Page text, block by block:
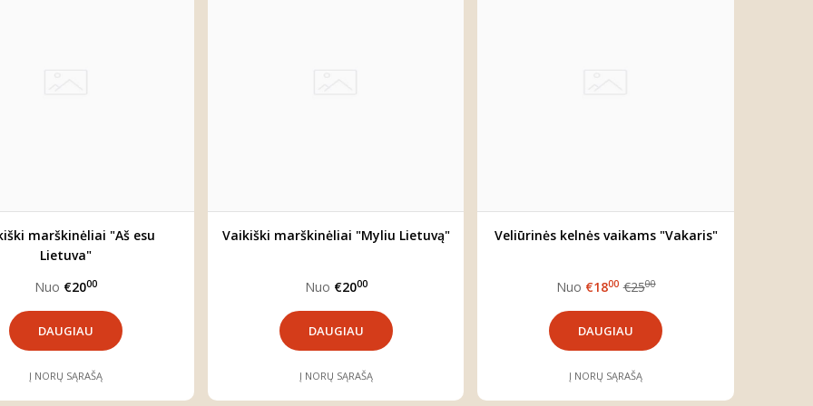
marškinėliai "Aš esu
Lietuva"
Nuo €2000
DAUGIAU
Į NORŲ SĄRAŠĄ
Vaikiški marškinėliai "Myliu Lietuvą"
Nuo €2000
DAUGIAU
Į NORŲ SĄRAŠĄ
Veliūrinės kelnės vaikams "Vakaris"
Nuo €1800 €2500
DAUGIAU
Į NORŲ SĄRAŠĄ